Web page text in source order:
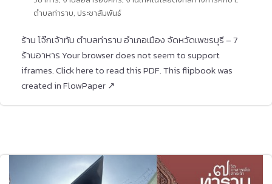
ตำบลท่าราบ, ประชาสัมพันธ์
ร้าน โจ๊กเจ้าทับ ตำบลท่าราบ อำเภอเมือง จัดหวัดเพชรบุรี – 7
ร้านอาหาร Your browser does not seem to support
iframes. Click here to read this PDF. This flipbook was
created in FlowPaper ↗